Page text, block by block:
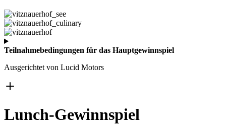
Teilnahmebedingungen für das Hauptgewinnspiel
Ausgerichtet von Lucid Motors
Lunch-Gewinnspiel